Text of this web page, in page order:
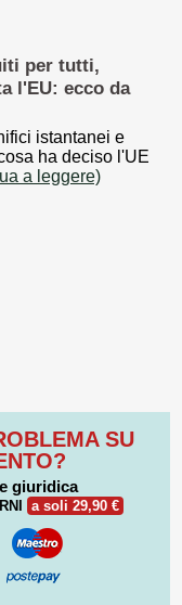
per tutti,
l'EU: ecco da
istantanei e
ha deciso l'UE
a leggere)
SU
giuridica
a soli 29,90 €